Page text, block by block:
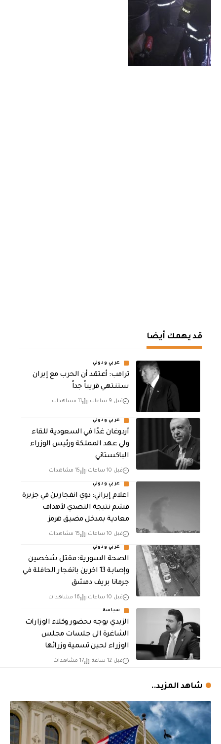
قد يهمك أيضا
عربي ودولي
‏ترامب: أعتقد أن الحرب مع إيران
ستنتهي قريباً جداً
قبل 9 ساعات 11 مشاهدات
عربي ودولي
أردوغان غدًا في السعودية للقاء
ولي عهد المملكة ورئيس الوزراء
الباكستاني
قبل 10 ساعات 15 مشاهدات
عربي ودولي
اعلام إيراني: دوي انفجارين في جزيرة
قشم نتيجة التصدي لأهداف
معادية بمدخل مضيق هرمز
قبل 10 ساعات 15 مشاهدات
عربي ودولي
الصحة السورية: مقتل شخصين
وإصابة 13 اخرين بانفجار الحافلة في
جرمانا بريف دمشق
قبل 10 ساعات 16 مشاهدات
سياسة
الزيدي يوجه بحضور وكلاء الوزارات
الشاغرة الى جلسات مجلس
الوزراء لحين تسمية وزرائها
قبل 12 ساعة 17 مشاهدات
شاهد المزيد..